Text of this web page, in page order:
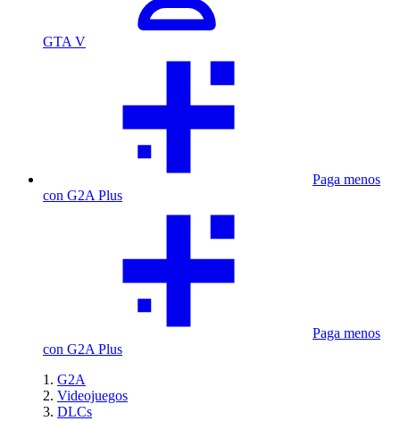
GTA V
Paga menos
con G2A Plus
Paga menos
con G2A Plus
G2A
Videojuegos
DLCs